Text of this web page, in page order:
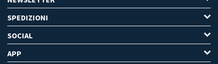
SPEDIZIONI
SOCIAL
APP